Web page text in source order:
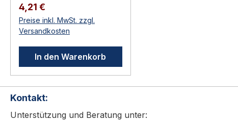
Privat-, Gewerbe- und
öffentlichen Bauten.
Original-Zubehör /
Verbrauchsmaterial für
KWS-Beschläge Direkt
vom Hersteller —
passgenau Zur
Erweiterung, Anpassung
oder Reparatur KWS 9918
Regulärer Preis:
4,21 €
Preise inkl. MwSt. zzgl.
Versandkosten
In den Warenkorb
Kontakt:
Unterstützung und Beratung unter: